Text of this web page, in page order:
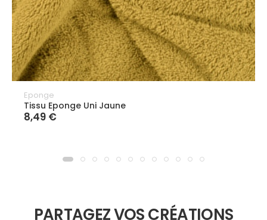
Eponge
Tissu Eponge Uni Jaune
8,49 €
PARTAGEZ VOS CRÉATIONS